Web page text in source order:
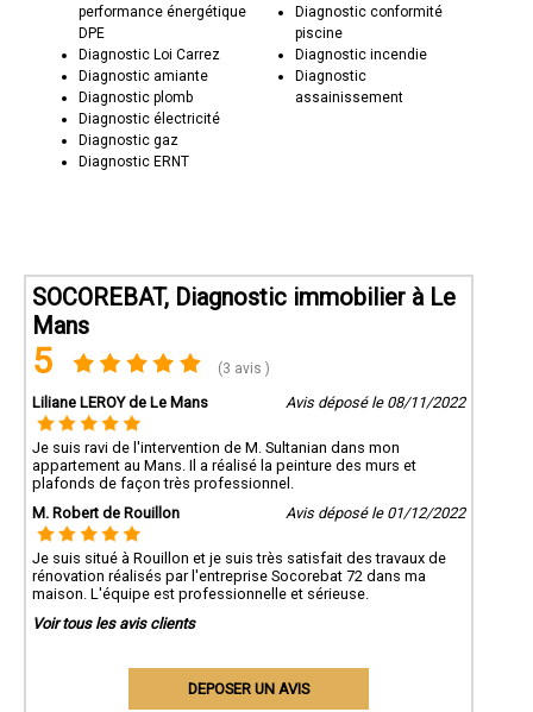
performance énergétique
DPE
Diagnostic Loi Carrez
Diagnostic amiante
Diagnostic plomb
Diagnostic électricité
Diagnostic gaz
Diagnostic ERNT
Diagnostic conformité
piscine
Diagnostic incendie
Diagnostic
assainissement
SOCOREBAT, Diagnostic immobilier à Le
Mans
5 (3 avis )
Liliane LEROY de Le Mans Avis déposé le 08/11/2022
Je suis ravi de l'intervention de M. Sultanian dans mon
appartement au Mans. Il a réalisé la peinture des murs et
plafonds de façon très professionnel.
M. Robert de Rouillon
Avis déposé le 01/12/2022
Je suis situé à Rouillon et je suis très satisfait des travaux de
rénovation réalisés par l'entreprise Socorebat 72 dans ma
maison. L'équipe est professionnelle et sérieuse.
Voir tous les avis clients
DEPOSER UN AVIS